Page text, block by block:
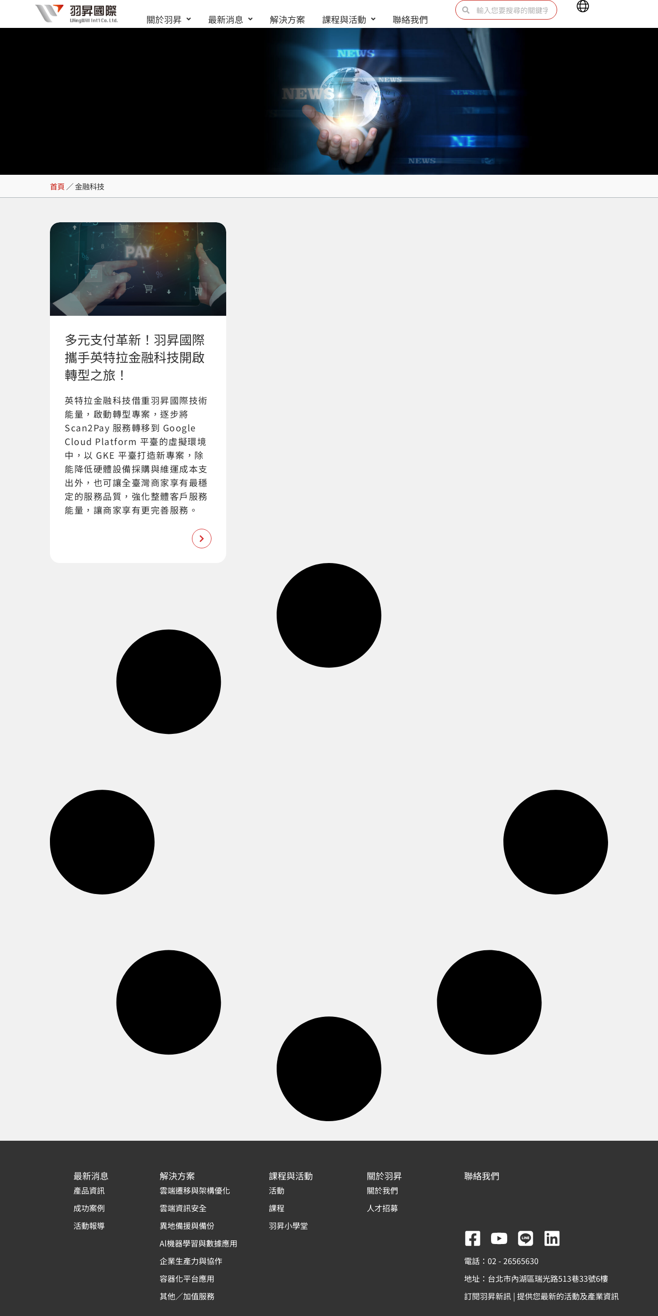
至
關於羽昇 最新消息 解決方案 課程與活動 聯絡我們
搜
尋 尋
Main
Menu
金融科技
首頁 ／金融科技
多元支付革新！羽昇國際
攜手英特拉金融科技開啟
轉型之旅！
英特拉金融科技借重羽昇國際技術
能量，啟動轉型專案，逐步將
Scan2Pay 服務轉移到 Google
Cloud Platform 平臺的虛擬環境
中，以 GKE 平臺打造新專案，除
能降低硬體設備採購與維運成本支
出外，也可讓全臺灣商家享有最穩
定的服務品質，強化整體客戶服務
能量，讓商家享有更完善服務。
最新消息
產品資訊
成功案例
活動報導
解決方案
雲端遷移與架構優化
雲端資訊安全
異地備援與備份
Al機器學習與數據應用
企業生產力與協作
容器化平台應用
其他／加值服務
課程與活動
活動
課程
羽昇小學堂
關於羽昇
關於我們
人才招募
聯絡我們
F
a
c
e
b
Y
o
u
t
u
L
i
n
e
L
n
k
e
電話：02 - 26565630
地址：台北市內湖區瑞光路513巷33號6樓
訂閱羽昇新訊 | 提供您最新的活動及產業資訊